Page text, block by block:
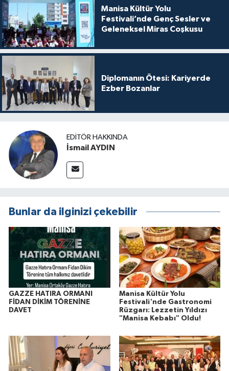
Manisa Kültür Yolu
Festivali’nde Genç Sesler ve
Geleneksel Miras Coşkusu
Diplomanın Ötesi: Kariyerde
Ezber Bozanlar
EDITÖR HAKKINDA
İsmail AYDIN
Bunlar da ilginizi çekebilir
GAZZE HATIRA ORMANI
FİDAN DİKİM TÖRENİNE
DAVET
Manisa Kültür Yolu
Festivali'nde Gastronomi
Rüzgarı: Lezzetin Yıldızı
"Manisa Kebabı" Oldu!